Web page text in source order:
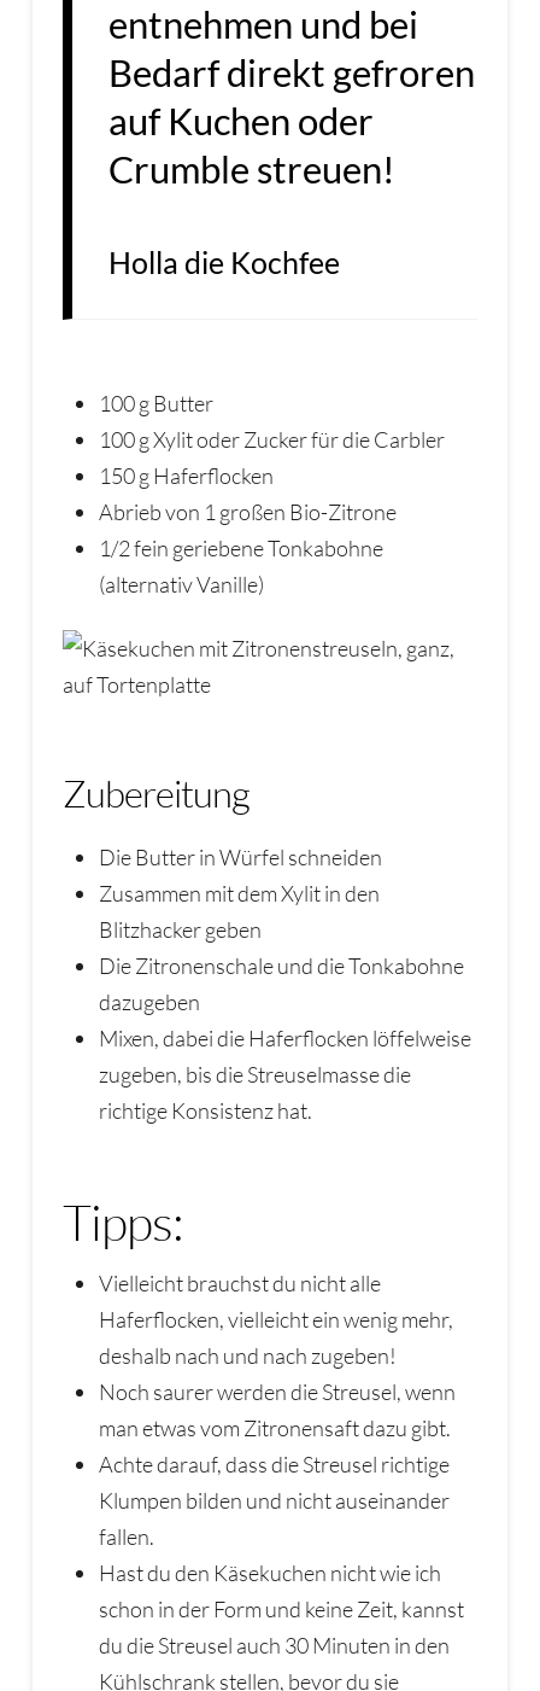
entnehmen und bei
Bedarf direkt gefroren
auf Kuchen oder
Crumble streuen!
Holla die Kochfee
100 g Butter
100 g Xylit oder Zucker für die Carbler
150 g Haferflocken
Abrieb von 1 großen Bio-Zitrone
1/2 fein geriebene Tonkabohne
(alternativ Vanille)
Zubereitung
Die Butter in Würfel schneiden
Zusammen mit dem Xylit in den
Blitzhacker geben
Die Zitronenschale und die Tonkabohne
dazugeben
Mixen, dabei die Haferflocken löffelweise
zugeben, bis die Streuselmasse die
richtige Konsistenz hat.
Tipps:
Vielleicht brauchst du nicht alle
Haferflocken, vielleicht ein wenig mehr,
deshalb nach und nach zugeben!
Noch saurer werden die Streusel, wenn
man etwas vom Zitronensaft dazu gibt.
Achte darauf, dass die Streusel richtige
Klumpen bilden und nicht auseinander
fallen.
Hast du den Käsekuchen nicht wie ich
schon in der Form und keine Zeit, kannst
du die Streusel auch 30 Minuten in den
Kühlschrank stellen, bevor du sie